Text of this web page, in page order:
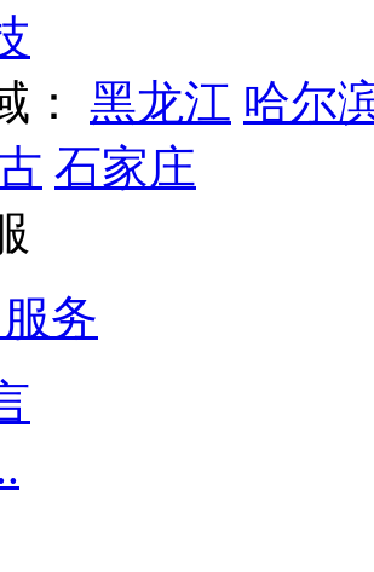
： 黑龙江 哈尔
石家庄
务